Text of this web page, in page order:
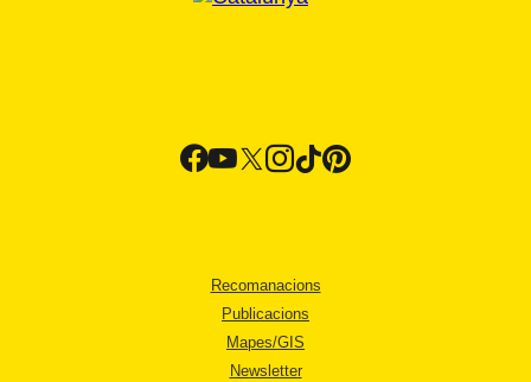
Recomanacions
Publicacions
Mapes/GIS
Newsletter